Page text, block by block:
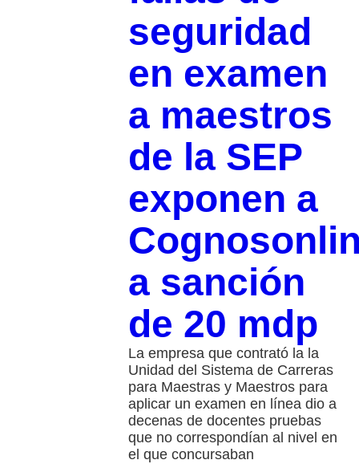
seguridad
en examen
a maestros
de la SEP
exponen a
a sanción
de 20 mdp
La empresa que contrató la la
Unidad del Sistema de Carreras
para Maestras y Maestros para
aplicar un examen en línea dio a
decenas de docentes pruebas
que no correspondían al nivel en
el que concursaban